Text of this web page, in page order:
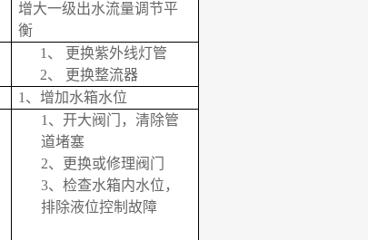
增大一级出水流量调节平
衡
1、
更换紫外线灯管
2、
更换整流器
1 、增加水箱水位
1、 开大阀门，清除管
道堵塞
2、
更换或修理阀门
3、 检查水箱内水位，
排除液位控制故障